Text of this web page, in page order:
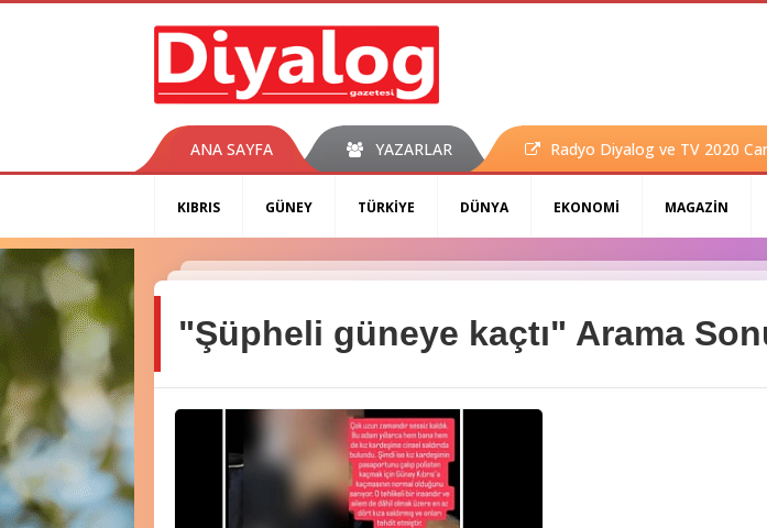
ANA SAYFA YAZARLAR Radyo Diyalog ve TV 2020
KIBRIS GÜNEY TÜRKİYE DÜNYA EKONOMİ MAGAZİN
"Şüpheli güneye kaçtı" Arama